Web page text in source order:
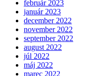
február 2023
január 2023
december 2022
november 2022
september 2022
august 2022
júl 2022
máj 2022
marec 2022